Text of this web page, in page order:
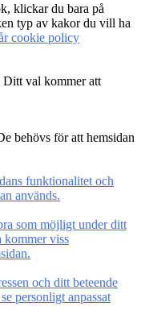
klickar du bara på
typ av kakor du vill ha
cookie policy
val kommer att
behövs för att hemsidan
funktionalitet och
används.
som möjligt under ditt
kommer viss
och ditt beteende
personligt anpassat